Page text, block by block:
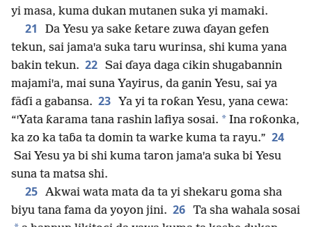
yi masa, kuma dukan mutanen suka yi mamaki.
21
Da Yesu ya sake ƙetare zuwa ɗayan gefen
tekun, sai jamaꞌa suka taru wurinsa, shi kuma yana
bakin tekun. 22 Sai ɗaya daga cikin shugabannin
majamiꞌa, mai suna Yayirus, da ganin Yesu, sai ya
fāɗi a gabansa. 23
Ya yi ta roƙan Yesu, yana cewa:
“ꞌYata ƙarama tana rashin lafiya sosai. * Ina roƙonka,
ka zo ka taɓa ta domin ta warke kuma ta rayu.” 24
Sai Yesu ya bi shi kuma taron jamaꞌa suka bi Yesu
suna ta matsa shi.
25 Akwai wata mata da ta yi shekaru goma sha
biyu tana fama da yoyon jini. 26 Ta sha wahala sosai